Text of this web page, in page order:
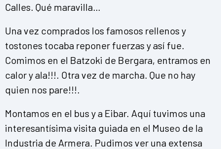
Calles. Qué maravilla…
Una vez comprados los famosos rellenos y
tostones tocaba reponer fuerzas y así fue.
Comimos en el Batzoki de Bergara, entramos en
calor y ala!!!. Otra vez de marcha. Que no hay
quien nos pare!!!.
Montamos en el bus y a Eibar. Aquí tuvimos una
interesantísima visita guiada en el Museo de la
Industria de Armera. Pudimos ver una extensa